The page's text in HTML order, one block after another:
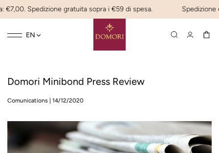
Spedizione gratuita sopra i €59 di spesa. Spedizione
Toggle
☰ EN
Domori Minibond Press Review
Comunications 14/12/2020